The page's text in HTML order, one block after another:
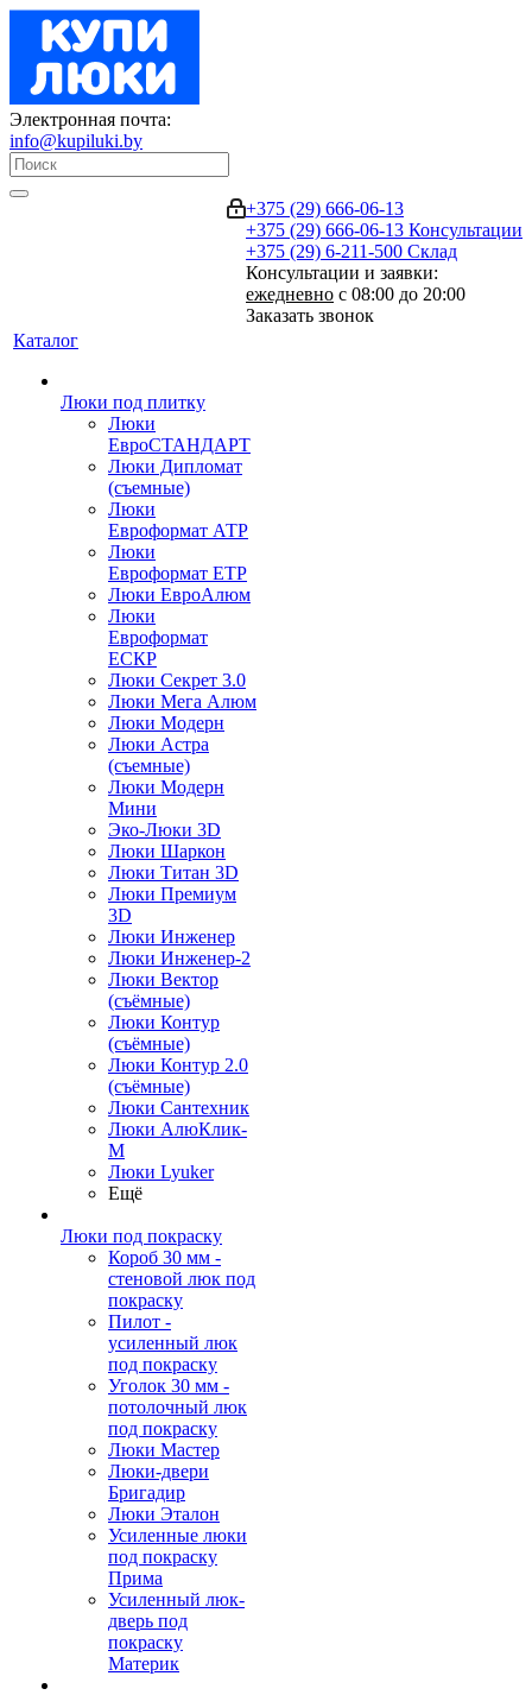
Электронная почта:
info@kupiluki.by
+375 (29) 666-06-13
+375 (29) 666-06-13 Консультации
+375 (29) 6-211-500 Склад
Консультации и заявки:
ежедневно с 08:00 до 20:00
Заказать звонок
Каталог
Люки под плитку
Люки
ЕвроСТАНДАРТ
Люки Дипломат
(съемные)
Люки
Евроформат АТР
Люки
Евроформат ЕТР
Люки ЕвроАлюм
Люки
Евроформат
ЕСКР
Люки Секрет 3.0
Люки Мега Алюм
Люки Модерн
Люки Астра
(съемные)
Люки Модерн
Мини
Эко-Люки 3D
Люки Шаркон
Люки Титан 3D
Люки Премиум
3D
Люки Инженер
Люки Инженер-2
Люки Вектор
(съёмные)
Люки Контур
(съёмные)
Люки Контур 2.0
(съёмные)
Люки Сантехник
Люки АлюКлик-
М
Люки Lyuker
Ещё
Люки под покраску
Короб 30 мм -
стеновой люк под
покраску
Пилот -
усиленный люк
под покраску
Уголок 30 мм -
потолочный люк
под покраску
Люки Мастер
Люки-двери
Бригадир
Люки Эталон
Усиленные люки
под покраску
Прима
Усиленный люк-
дверь под
покраску
Материк